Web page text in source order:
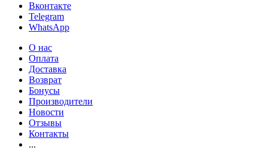
Вконтакте
Telegram
WhatsApp
О нас
Оплата
Доставка
Возврат
Бонусы
Производители
Новости
Отзывы
Контакты
...